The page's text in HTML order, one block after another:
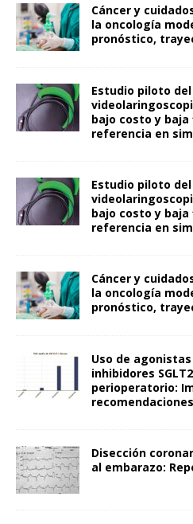
Cáncer y
la oncología
pronóstico,
Estudio piloto
bajo costo y
referencia en
Estudio piloto
bajo costo y
referencia en
Cáncer y
la oncología
pronóstico,
Uso de
inhibidores
perioperatorio:
Disección
al embarazo: